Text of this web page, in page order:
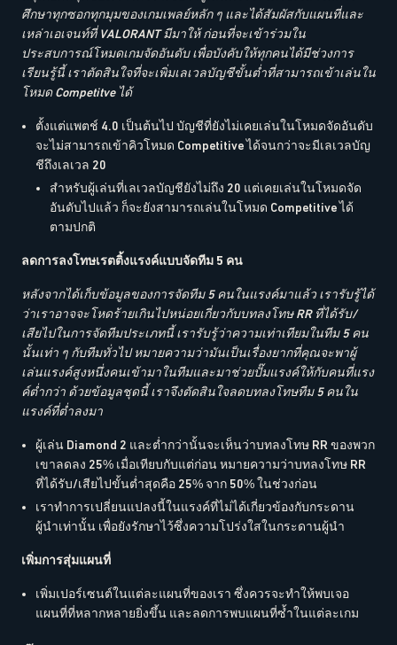
ศึกษาทุกซอกทุกมุมของเกมเพลย์หลัก ๆ และได้สัมผัสกับแผนที่และ
เหล่าเอเจนท์ที่ VALORANT มีมาให้ ก่อนที่จะเข้าร่วมใน
ประสบการณ์โหมดเกมจัดอันดับ เพื่อบังคับให้ทุกคนได้มีช่วงการ
เรียนรู้นี้ เราตัดสินใจที่จะเพิ่มเลเวลบัญชีขั้นต่ำที่สามารถเข้าเล่นใน
โหมด Competitve ได้
ตั้งแต่แพตช์ 4.0 เป็นต้นไป บัญชีที่ยังไม่เคยเล่นในโหมดจัดอันดับ
จะไม่สามารถเข้าคิวโหมด Competitive ได้จนกว่าจะมีเลเวลบัญ
ชีถึงเลเวล 20
สำหรับผู้เล่นที่เลเวลบัญชียังไม่ถึง 20 แต่เคยเล่นในโหมดจัด
อันดับไปแล้ว ก็จะยังสามารถเล่นในโหมด Competitive ได้
ตามปกติ
ลดการลงโทษเรตติ้งแรงค์แบบจัดทีม 5 คน
หลังจากได้เก็บข้อมูลของการจัดทีม 5 คนในแรงค์มาแล้ว เรารับรู้ได้
ว่าเราอาจจะโหดร้ายเกินไปหน่อยเกี่ยวกับบทลงโทษ RR ที่ได้รับ/
เสียไปในการจัดทีมประเภทนี้ เรารับรู้ว่าความเท่าเทียมในทีม 5 คน
นั้นเท่า ๆ กับทีมทั่วไป หมายความว่ามันเป็นเรื่องยากที่คุณจะพาผู้
เล่นแรงค์สูงหนึ่งคนเข้ามาในทีมและมาช่วยปั๊มแรงค์ให้กับคนที่แรง
ค์ต่ำกว่า ด้วยข้อมูลชุดนี้ เราจึงตัดสินใจลดบทลงโทษทีม 5 คนใน
แรงค์ที่ต่ำลงมา
ผู้เล่น Diamond 2 และต่ำกว่านั้นจะเห็นว่าบทลงโทษ RR ของพวก
เขาลดลง 25% เมื่อเทียบกับแต่ก่อน หมายความว่าบทลงโทษ RR
ที่ได้รับ/เสียไปขั้นต่ำสุดคือ 25% จาก 50% ในช่วงก่อน
เราทำการเปลี่ยนแปลงนี้ในแรงค์ที่ไม่ได้เกี่ยวข้องกับกระดาน
ผู้นำเท่านั้น เพื่อยังรักษาไว้ซึ่งความโปร่งใสในกระดานผู้นำ
เพิ่มการสุ่มแผนที่
เพิ่มเปอร์เซนต์ในแต่ละแผนที่ของเรา ซึ่งควรจะทำให้พบเจอ
แผนที่ที่หลากหลายยิ่งขึ้น และลดการพบแผนที่ซ้ำในแต่ละเกม